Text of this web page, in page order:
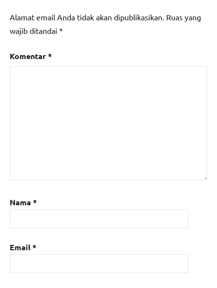
Alamat email Anda tidak akan dipublikasikan. Ruas yang
wajib ditandai *
Komentar*
Nama *
Email*